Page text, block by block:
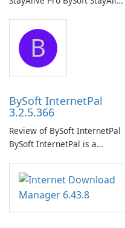
application designed to
ensure the continuous and
uninterrupted operation of
your computer system.
B
BySoft InternetPal
3.2.5.366
Review of BySoft InternetPal
BySoft InternetPal is a
application designed to
monitor your internet
connection and provide real-
time insights into its